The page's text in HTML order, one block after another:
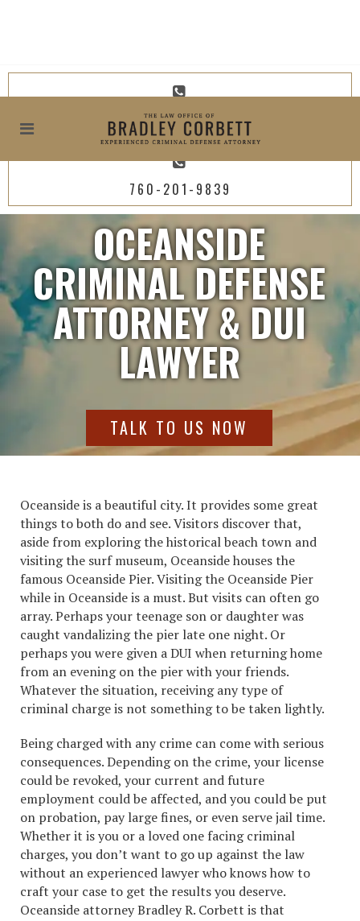
619-800-4449
760-201-9839
OCEANSIDE
CRIMINAL DEFENSE
ATTORNEY & DUI
LAWYER
TALK TO US NOW
Oceanside is a beautiful city. It provides some great
things to both do and see. Visitors discover that,
aside from exploring the historical beach town and
visiting the surf museum, Oceanside houses the
famous Oceanside Pier. Visiting the Oceanside Pier
while in Oceanside is a must. But visits can often go
array. Perhaps your teenage son or daughter was
caught vandalizing the pier late one night. Or
perhaps you were given a DUI when returning home
from an evening on the pier with your friends.
Whatever the situation, receiving any type of
criminal charge is not something to be taken lightly.
Being charged with any crime can come with serious
consequences. Depending on the crime, your license
could be revoked, your current and future
employment could be affected, and you could be put
on probation, pay large fines, or even serve jail time.
Whether it is you or a loved one facing criminal
charges, you don’t want to go up against the law
without an experienced lawyer who knows how to
craft your case to get the results you deserve.
Oceanside attorney Bradley R. Corbett is that